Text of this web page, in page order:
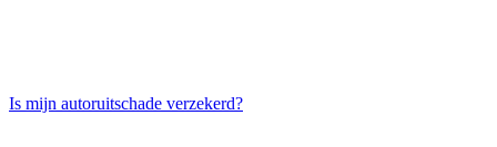
Is mijn autoruitschade verzekerd?